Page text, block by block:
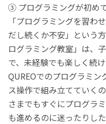
③ プログラミングが初め
「プログラミングを習わ
だし続くか不安」という
ログラミング教室」は、
で、未経験でも楽しく続
QUREOでのプログラミ
ス操作で組み立てていく
さまでもすぐにプログラ
も進めるのに迷ったりし